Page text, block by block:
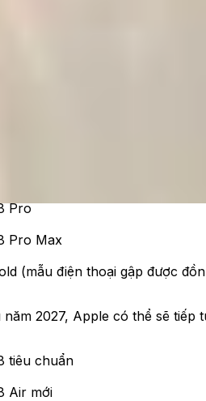
mới: Chia đợt ra mắt để tối
là đang lên kế hoạch cho
đồn này là chính xác, đây sẽ
chú ý này đến từ Instant
Pro
Pro Max
(mẫu điện thoại gập được
năm 2027, Apple có thể sẽ tiếp
tiêu chuẩn
Air mới